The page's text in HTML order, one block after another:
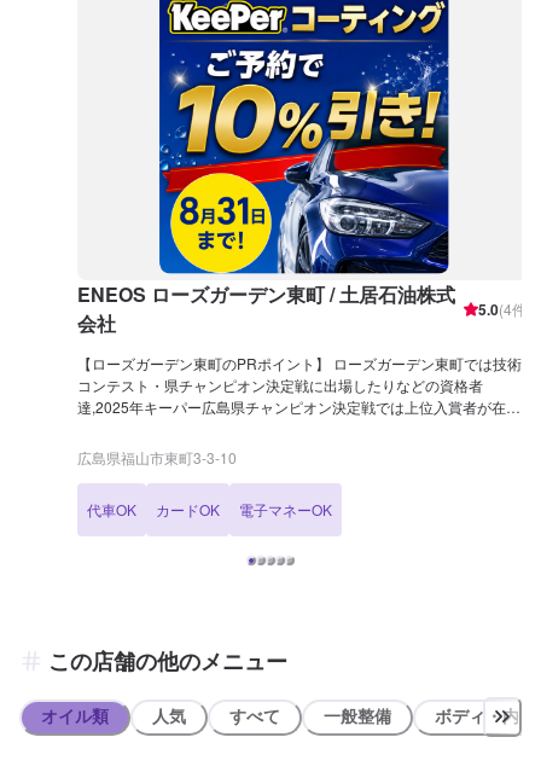
ENEOS ローズガーデン東町 / 土居石油株式
会社
5.0(4件)
【ローズガーデン東町のPRポイント】 ローズガーデン東町では技術
コンテスト・県チャンピオン決定戦に出場したりなどの資格者
達,2025年キーパー広島県チャンピオン決定戦では上位入賞者が在
グ」メニューにてご確認ください！ ENEOSのSSアプリインストール
や、LINEのお友達登録をしていただくとお得な情報を受け取ることが
ネキー新規登録でお得に給油！！ お困りごとがあればご相談くださ
い！！ 【営業時間】 整備受付時間：9：00〜18：00 給油営業時間：
井歯科医院様がございます。 【近隣店舗紹介】 ・miya pain ミヤパン
(約80m) ・地中海料理ずっけろさあれ(約110m) ・スーパードラッグ
ャンティ インディア(約190m)
広島県福山市東町3-3-10
代車OK カードOK 電子マネーOK
この店舗の他のメニュー
オイル類 人気 すべて 一般整備 ボディ・内装